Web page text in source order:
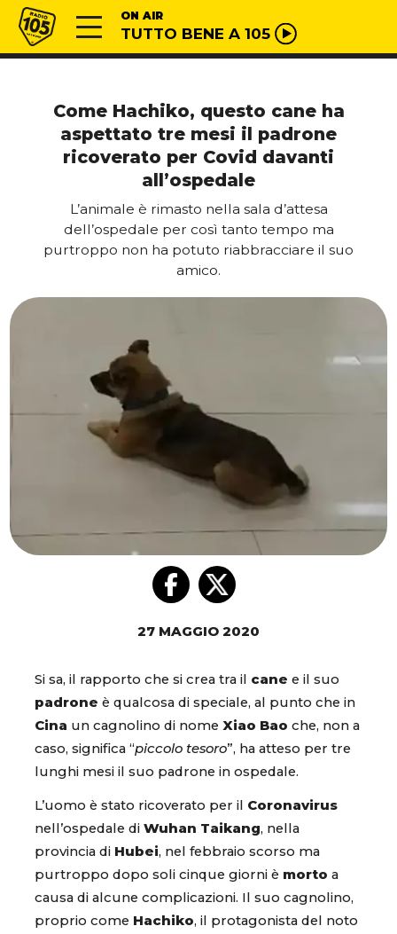
Vai al contenuto
Radio 105 ON AIR
TUTTO BENE A 105
Come Hachiko, questo cane ha
aspettato tre mesi il padrone
ricoverato per Covid davanti
all’ospedale
L’animale è rimasto nella sala d’attesa
dell’ospedale per così tanto tempo ma
purtroppo non ha potuto riabbracciare il suo
amico.
27 MAGGIO 2020
Si sa, il rapporto che si crea tra il cane e il suo
padrone è qualcosa di speciale, al punto che in
Cina un cagnolino di nome Xiao Bao che, non a
caso, significa “piccolo tesoro”, ha atteso per tre
lunghi mesi il suo padrone in ospedale.
L’uomo è stato ricoverato per il Coronavirus
nell’ospedale di Wuhan Taikang, nella
provincia di Hubei, nel febbraio scorso ma
purtroppo dopo soli cinque giorni è morto a
causa di alcune complicazioni. Il suo cagnolino,
proprio come Hachiko, il protagonista del noto